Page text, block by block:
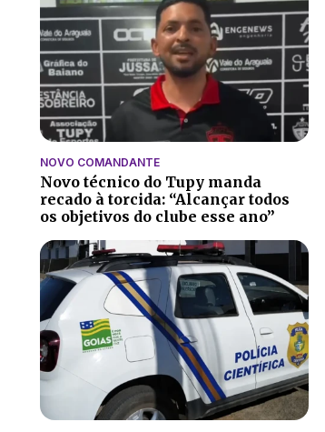
NOVO COMANDANTE
Novo técnico do Tupy manda
recado à torcida: “Alcançar todos
os objetivos do clube esse ano”